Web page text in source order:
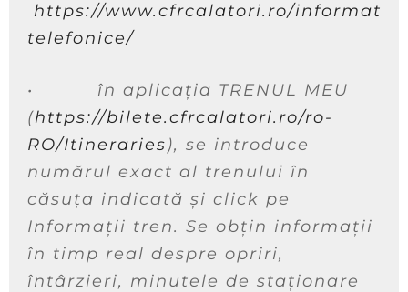
https://www.cfrcalatori.ro/informatii-
telefonice/
• în aplicația TRENUL MEU
(https://bilete.cfrcalatori.ro/ro-
RO/Itineraries), se introduce
numărul exact al trenului în
căsuţa indicată şi click pe
Informații tren. Se obțin informaţii
în timp real despre opriri,
întârzieri, minutele de staţionare